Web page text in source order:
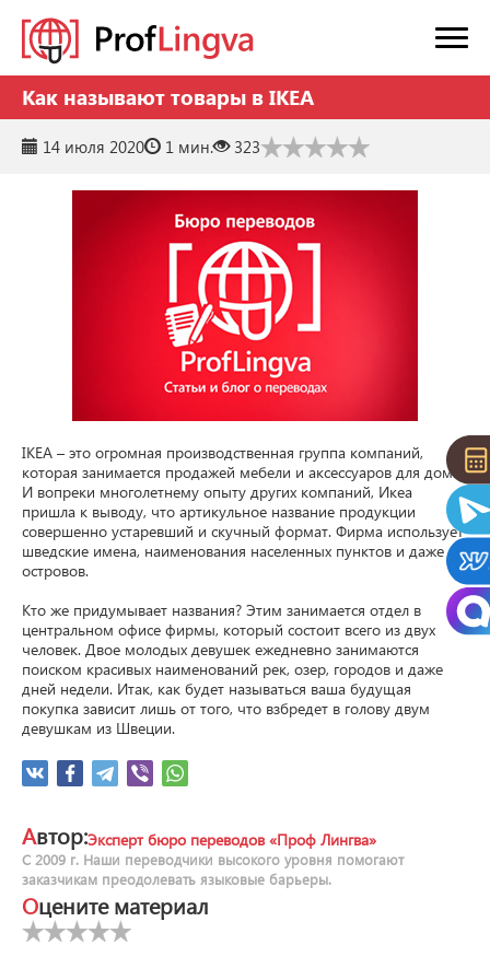
Как называют товары в IKEA
14 июля 2020 1 мин. 323
IKEA – это огромная производственная группа компаний,
которая занимается продажей мебели и аксессуаров для дома.
И вопреки многолетнему опыту других компаний, Икеа
пришла к выводу, что артикульное название продукции
совершенно устаревший и скучный формат. Фирма использует
шведские имена, наименования населенных пунктов и даже
островов.
Кто же придумывает названия? Этим занимается отдел в
центральном офисе фирмы, который состоит всего из двух
человек. Двое молодых девушек ежедневно занимаются
поиском красивых наименований рек, озер, городов и даже
дней недели. Итак, как будет называться ваша будущая
покупка зависит лишь от того, что взбредет в голову двум
девушкам из Швеции.
Автор:Эксперт бюро переводов «Проф Лингва»
С 2009 г. Наши переводчики высокого уровня помогают
заказчикам преодолевать языковые барьеры.
Оцените материал